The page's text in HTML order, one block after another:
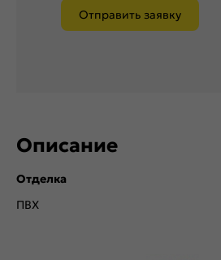
Отправить заявку
Описание
Отделка
ПВХ